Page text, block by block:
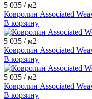
5 035 / м2
Ковролин Associated
В корзину
5 035 / м2
Ковролин Associated
В корзину
5 035 / м2
Ковролин Associated
В корзину